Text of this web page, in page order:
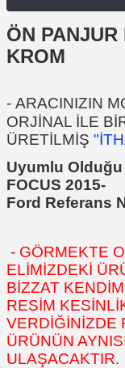
ÖN
KROM
- ARACINIZIN
ORJİNAL İLE
ÜRETİLMİŞ
Uyumlu
FOCUS 2015-
Ford Referans
- GÖRMEKTE
ELİMİZDEKİ
BİZZAT
RESİM
VERDİĞİNİZDE
ÜRÜNÜN
ULAŞACAKTIR.